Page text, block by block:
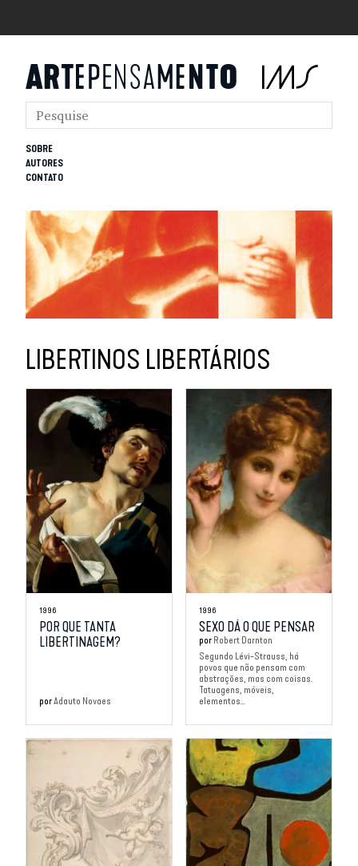
SOBRE
AUTORES
CONTATO
LIBERTINOS LIBERTÁRIOS
1996
POR QUE TANTA
LIBERTINAGEM?
porAdauto Novaes
1996
SEXO DÁ O QUE PENSAR
por Robert Darnton
Segundo Lévi-Strauss, há
povos que não pensam com
abstrações, mas com coisas.
Tatuagens, móveis,
elementos...